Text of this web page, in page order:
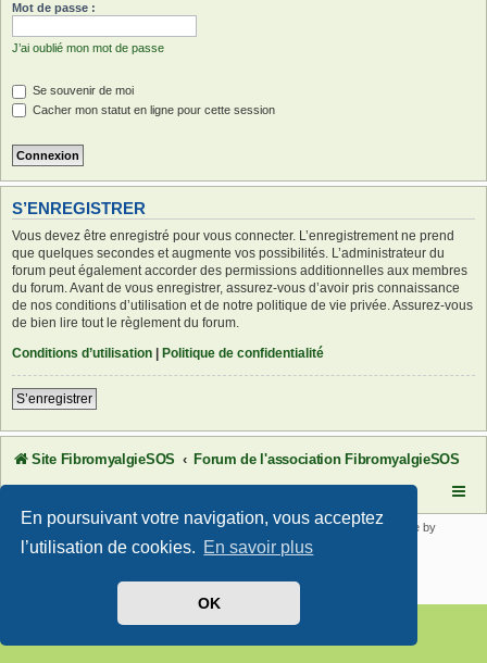
En poursuivant votre navigation, vous acceptez
l’utilisation de cookies. En savoir plus
OK
Mot de passe :
J’ai oublié mon mot de passe
Se souvenir de moi
Cacher mon statut en ligne pour cette session
S’ENREGISTRER
Vous devez être enregistré pour vous connecter. L’enregistrement ne prend
que quelques secondes et augmente vos possibilités. L’administrateur du
forum peut également accorder des permissions additionnelles aux membres
du forum. Avant de vous enregistrer, assurez-vous d’avoir pris connaissance
de nos conditions d’utilisation et de notre politique de vie privée. Assurez-vous
de bien lire tout le règlement du forum.
Conditions d’utilisation
Politique de confidentialité
S’enregistrer
Site FibromyalgieSOS Forum de l'association FibromyalgieSOS
Développé parphpBB® Forum Software © phpBB Limited | SE Square by
PhpBB3 BBCodes
Confidentialité|Conditions